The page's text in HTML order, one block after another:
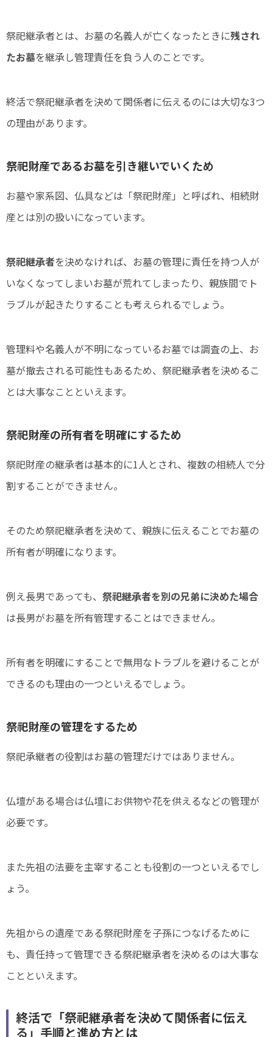
祭祀継承者とは、お墓の名義人が亡くなったときに残され
たお墓を継承し管理責任を負う人のことです。
終活で祭祀継承者を決めて関係者に伝えるのには大切な3つ
の理由があります。
祭祀財産であるお墓を引き継いでいくため
お墓や家系図、仏具などは「祭祀財産」と呼ばれ、相続財
産とは別の扱いになっています。
祭祀継承者を決めなければ、お墓の管理に責任を持つ人が
いなくなってしまいお墓が荒れてしまったり、親族間でト
ラブルが起きたりすることも考えられるでしょう。
管理料や名義人が不明になっているお墓では調査の上、お
墓が撤去される可能性もあるため、祭祀継承者を決めるこ
とは大事なことといえます。
祭祀財産の所有者を明確にするため
祭祀財産の継承者は基本的に1人とされ、複数の相続人で分
割することができません。
そのため祭祀継承者を決めて、親族に伝えることでお墓の
所有者が明確になります。
例え長男であっても、 祭祀継承者を別の兄弟に決めた場合
は長男がお墓を所有管理することはできません。
所有者を明確にすることで無用なトラブルを避けることが
できるのも理由の一つといえるでしょう。
祭祀財産の管理をするため
祭祀承継者の役割はお墓の管理だけではありません。
仏壇がある場合は仏壇にお供物や花を供えるなどの管理が
必要です。
また先祖の法要を主宰することも役割の一つといえるでし
ょう。
先祖からの遺産である祭祀財産を子孫につなげるために
も、責任持って管理できる祭祀継承者を決めるのは大事な
ことといえます。
終活で「祭祀継承者を決めて関係者に伝え
る」手順と進め方とは